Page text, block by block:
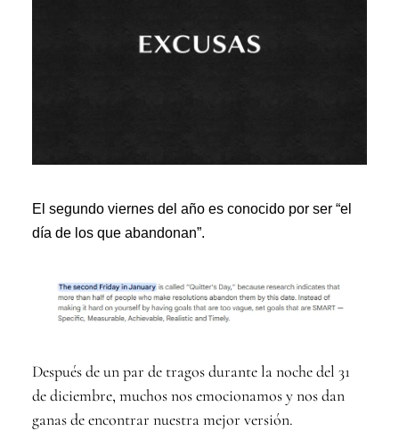
El segundo viernes del año es conocido por ser “el
día de los que abandonan”.
Después de un par de tragos durante la noche del 31
de diciembre, muchos nos emocionamos y nos dan
ganas de encontrar nuestra mejor versión.